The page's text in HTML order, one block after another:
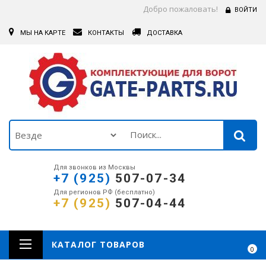
Добро пожаловать! ВОЙТИ
МЫ НА КАРТЕ КОНТАКТЫ ДОСТАВКА
Для звонков из Москвы
+7 (925) 507-07-34
Для регионов РФ (бесплатно)
+7 (925) 507-04-44
0
КАТАЛОГ ТОВАРОВ